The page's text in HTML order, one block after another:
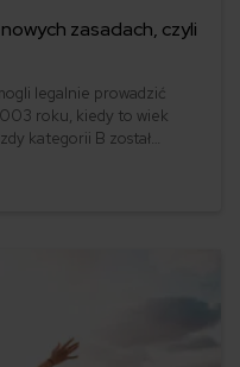
zasadach, czyli
legalnie prowadzić
roku, kiedy to wiek
kategorii B został
rozważa ponowne